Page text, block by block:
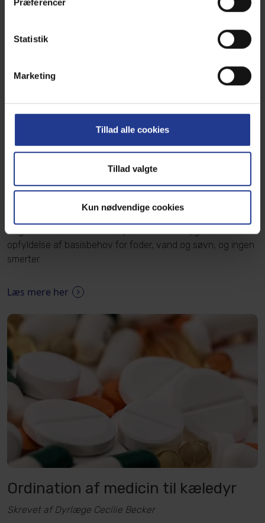
Præferencer
Statistik
Marketing
Tillad alle cookies
Tillad valgte
Kun nødvendige cookies
Livskvalitet hos de ældre kæledyr
Skrevet af Dyrlæge Vibeke Lassen
Et godt liv hos ældre kæledyr indbefatter tryghed,
opfyldelse af basisbehov for foder, vand og søvn, og ingen
smerter.
Læs mere her
Ordination af medicin til kæledyr
Skrevet af Dyrlæge Cecilie Becker